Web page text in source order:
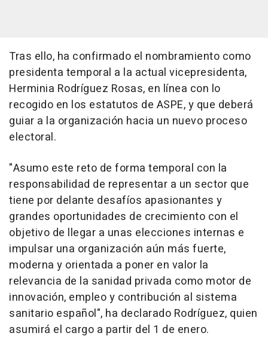
Tras ello, ha confirmado el nombramiento como
presidenta temporal a la actual vicepresidenta,
Herminia Rodríguez Rosas, en línea con lo
recogido en los estatutos de ASPE, y que deberá
guiar a la organización hacia un nuevo proceso
electoral.
"Asumo este reto de forma temporal con la
responsabilidad de representar a un sector que
tiene por delante desafíos apasionantes y
grandes oportunidades de crecimiento con el
objetivo de llegar a unas elecciones internas e
impulsar una organización aún más fuerte,
moderna y orientada a poner en valor la
relevancia de la sanidad privada como motor de
innovación, empleo y contribución al sistema
sanitario español", ha declarado Rodríguez, quien
asumirá el cargo a partir del 1 de enero.